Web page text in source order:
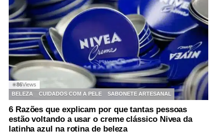
◉86Views
BELEZA
CUIDADOS COM A PELE SABONETE ARTESANAL
6 Razões que explicam por que tantas pessoas
estão voltando a usar o creme clássico Nivea da
latinha azul na rotina de beleza